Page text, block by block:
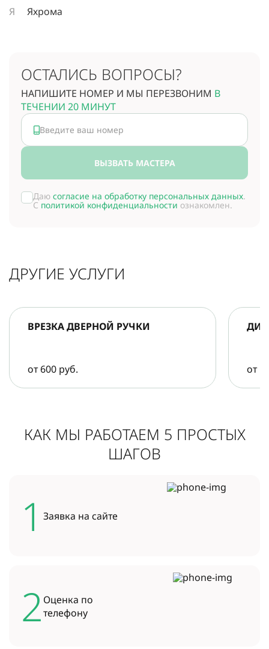
Я
Яхрома
ОСТАЛИСЬ ВОПРОСЫ?
НАПИШИТЕ НОМЕР И МЫ ПЕРЕЗВОНИМ В
ТЕЧЕНИИ 20 МИНУТ
ВЫЗВАТЬ МАСТЕРА
Даю согласие на обработку персональных данных.
С политикой конфиденциальности ознакомлен.
ДРУГИЕ УСЛУГИ
ВРЕЗКА ДВЕРНОЙ РУЧКИ
от 600 руб. от
КАК МЫ РАБОТАЕМ 5 ПРОСТЫХ
ШАГОВ
1 Заявка на сайте
2 Оценка по
телефону